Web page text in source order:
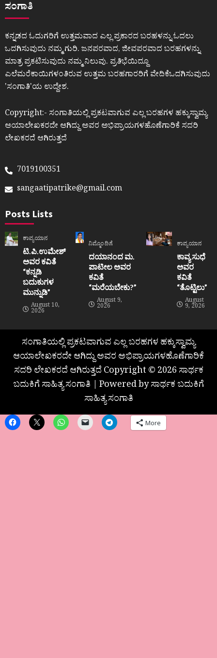
ಸಂಗಾತಿ
ಕನ್ನಡದ ಓದುಗರಿಗೆ ಉತ್ತಮವಾದ ಎಲ್ಲ ಪ್ರಕಾರದ ಬರಹಳನ್ನು ಓದಲು
ಒದಗಿಸುವುದು ನಮ್ಮ ಗುರಿ. ಜನಪರವಾದ, ಜೀವಪರವಾದ ಬರಹಗಳನ್ನು
ಮಾತ್ರ ಪ್ರಕಟಿಸುವುದು ನಮ್ಮ ನಿಲುವು. ಪ್ರತಿಭೆಯಿದ್ದೂ
ಎಲೆಮರೆಕಾಯಿಗಳಂತಿರುವ ಉತ್ತಮ ಬರಹಗಾರರಿಗೆ ವೇದಿಕೆಒದಗಿಸುವುದು
ʼಸಂಗಾತಿʼಯ ಉದ್ದೇಶ.
Copyright:- ಸಂಗಾತಿಯಲ್ಲಿ ಪ್ರಕಟವಾಗುವ ಎಲ್ಲ ಬರಹಗಳ ಹಕ್ಕುಸ್ವಾಮ್ಯ
ಆಯಾಲೇಖಕರದೇ ಆಗಿದ್ದು ಅವರ ಅಭಿಪ್ರಾಯಗಳಹೊಣೆಗಾರಿಕೆ ಸದರಿ
ಲೇಖಕರದೆ ಆಗಿರುತ್ತದೆ
7019100351
sangaatipatrike@gmail.com
Posts Lists
ಕಾವ್ಯಯಾನ
ಟಿ.ಪಿ.ಉಮೇಶ್
ಅವರ ಕವಿತೆ
“ಕನ್ನಡಿ
ಬದುಕುಗಳ
ಮುನ್ನುಡಿ”
August 10,
2026
ನಿಮ್ಮೊಂದಿಗೆ
ದಯಾನಂದ ಮ.
ಪಾಟೀಲ ಅವರ
ಕವಿತೆ
“ಮರೆಯಬೇಕು?”
August 9,
2026
ಕಾವ್ಯಯಾನ
ಕಾವ್ಯ ಸುಧೆ
ಅವರ
ಕವಿತೆ
“ತೊಟ್ಟಿಲು”
August
9, 2026
ಸಂಗಾತಿಯಲ್ಲಿ ಪ್ರಕಟವಾಗುವ ಎಲ್ಲ ಬರಹಗಳ ಹಕ್ಕುಸ್ವಾಮ್ಯ
ಆಯಾಲೇಖಕರದೇ ಆಗಿದ್ದು ಅವರ ಅಭಿಪ್ರಾಯಗಳಹೊಣೆಗಾರಿಕೆ
ಸದರಿ ಲೇಖಕರದೆ ಆಗಿರುತ್ತದೆ Copyright © 2026 ಸಾರ್ಥಕ
ಬದುಕಿಗೆ ಸಾಹಿತ್ಯ ಸಂಗಾತಿ | Powered by ಸಾರ್ಥಕ ಬದುಕಿಗೆ
ಸಾಹಿತ್ಯ ಸಂಗಾತಿ
More